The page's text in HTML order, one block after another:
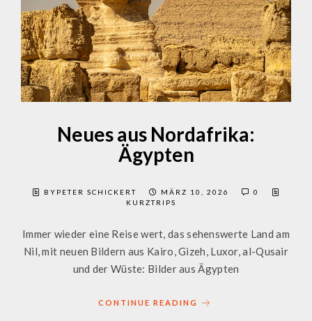
Neues aus Nordafrika:
Ägypten
BYPETER SCHICKERT MÄRZ 10, 2026
0
KURZTRIPS
Immer wieder eine Reise wert, das sehenswerte Land am
Nil, mit neuen Bildern aus Kairo, Gizeh, Luxor, al-Qusair
und der Wüste: Bilder aus Ägypten
CONTINUE READING